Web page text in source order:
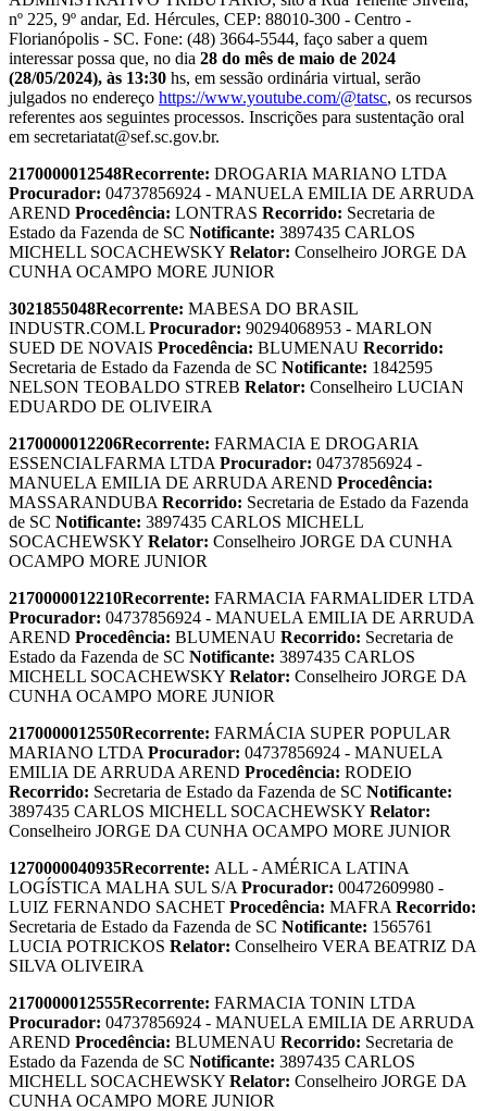
nº 225, 9º andar, Ed. Hércules, CEP: 88010-300 - Centro -
Florianópolis - SC. Fone: (48) 3664-5544, faço saber a quem
interessar possa que, no dia 28 do mês de maio de 2024
(28/05/2024), às 13:30 hs, em sessão ordinária virtual, serão
julgados no endereço https://www.youtube.com/@tatsc, os recursos
referentes aos seguintes processos. Inscrições para sustentação oral
em secretariatat@sef.sc.gov.br.
2170000012548Recorrente: DROGARIA MARIANO LTDA
Procurador: 04737856924 - MANUELA EMILIA DE ARRUDA
AREND Procedência: LONTRAS Recorrido: Secretaria de
Estado da Fazenda de SC Notificante: 3897435 CARLOS
MICHELL SOCACHEWSKY Relator: Conselheiro JORGE DA
CUNHA OCAMPO MORE JUNIOR
3021855048Recorrente: MABESA DO BRASIL
INDUSTR.COM.L Procurador: 90294068953 - MARLON
SUED DE NOVAIS Procedência: BLUMENAU Recorrido:
Secretaria de Estado da Fazenda de SC Notificante: 1842595
NELSON TEOBALDO STREB Relator: Conselheiro LUCIAN
EDUARDO DE OLIVEIRA
2170000012206Recorrente: FARMACIA E DROGARIA
ESSENCIALFARMA LTDA Procurador: 04737856924 -
MANUELA EMILIA DE ARRUDA AREND Procedência:
MASSARANDUBA Recorrido: Secretaria de Estado da Fazenda
de SC Notificante: 3897435 CARLOS MICHELL
SOCACHEWSKY Relator: Conselheiro JORGE DA CUNHA
OCAMPO MORE JUNIOR
2170000012210Recorrente: FARMACIA FARMALIDER LTDA
Procurador: 04737856924 - MANUELA EMILIA DE ARRUDA
AREND Procedência: BLUMENAU Recorrido: Secretaria de
Estado da Fazenda de SC Notificante: 3897435 CARLOS
MICHELL SOCACHEWSKY Relator: Conselheiro JORGE DA
CUNHA OCAMPO MORE JUNIOR
2170000012550Recorrente: FARMÁCIA SUPER POPULAR
MARIANO LTDA Procurador: 04737856924 - MANUELA
EMILIA DE ARRUDA AREND Procedência: RODEIO
Recorrido: Secretaria de Estado da Fazenda de SC Notificante:
3897435 CARLOS MICHELL SOCACHEWSKY Relator:
Conselheiro JORGE DA CUNHA OCAMPO MORE JUNIOR
1270000040935Recorrente: ALL - AMÉRICA LATINA
LOGÍSTICA MALHA SUL S/A Procurador: 00472609980 -
LUIZ FERNANDO SACHET Procedência: MAFRA Recorrido:
Secretaria de Estado da Fazenda de SC Notificante: 1565761
LUCIA POTRICKOS Relator: Conselheiro VERA BEATRIZ DA
SILVA OLIVEIRA
2170000012555Recorrente: FARMACIA TONIN LTDA
Procurador: 04737856924 - MANUELA EMILIA DE ARRUDA
AREND Procedência: BLUMENAU Recorrido: Secretaria de
Estado da Fazenda de SC Notificante: 3897435 CARLOS
MICHELL SOCACHEWSKY Relator: Conselheiro JORGE DA
CUNHA OCAMPO MORE JUNIOR